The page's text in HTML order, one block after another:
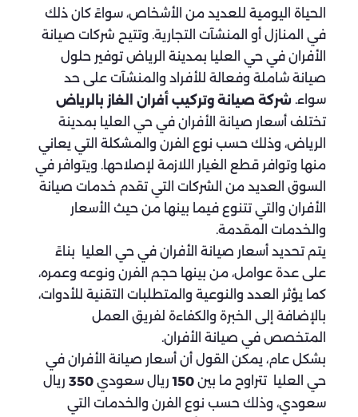
الحياة اليومية للعديد من الأشخاص، سواءً كان ذلك
في المنازل أو المنشآت التجارية. وتتيح شركات صيانة
الأفران في حي العليا بمدينة الرياض توفير حلول
صيانة شاملة وفعالة للأفراد والمنشآت على حد
سواء. شركة صيانة وتركيب أفران الغاز بالرياض
تختلف أسعار صيانة الأفران في حي العليا بمدينة
الرياض، وذلك حسب نوع الفرن والمشكلة التي يعاني
منها وتوافر قطع الغيار اللازمة لإصلاحها. ويتوافر في
السوق العديد من الشركات التي تقدم خدمات صيانة
الأفران والتي تتنوع فيما بينها من حيث الأسعار
والخدمات المقدمة.
يتم تحديد أسعار صيانة الأفران في حي العليا بناءً
على عدة عوامل، من بينها حجم الفرن ونوعه وعمره،
كما يؤثر العدد والنوعية والمتطلبات التقنية للأدوات،
بالإضافة إلى الخبرة والكفاءة لفريق العمل
المتخصص في صيانة الأفران.
بشكل عام، يمكن القول أن أسعار صيانة الأفران في
حي العليا تتراوح ما بين 150ريال سعودي 350 ريال
سعودي، وذلك حسب نوع الفرن والخدمات التي